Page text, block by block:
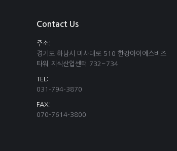
Contact Us
주소:
경기도 하남시 미사대로 510 한강아이에스비즈
타워 지식산업센터 732~734
TEL:
031-794-3870
FAX:
070-7614-3800